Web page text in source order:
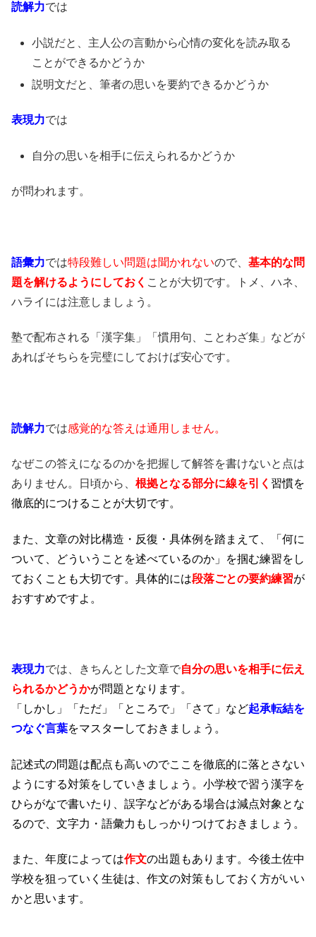
読解力では
小説だと、主人公の言動から心情の変化を読み取る
ことができるかどうか
説明文だと、筆者の思いを要約できるかどうか
表現力では
自分の思いを相手に伝えられるかどうか
が問われます。
語彙力では特段難しい問題は聞かれないので、 基本的な問
題を解けるようにしておく ことが大切です。トメ、ハネ、
ハライには注意しましょう。
塾で配布される「漢字集」「慣用句、ことわざ集」などが
あればそちらを完璧にしておけば安心です。
読解力では感覚的な答えは通用しません。
なぜこの答えになるのかを把握して解答を書けないと点は
ありません。日頃から、 根拠となる部分に線を引く 習慣を
徹底的につけることが大切です。
また、文章の対比構造・反復・具体例を踏まえて、「何に
ついて、どういうことを述べているのか」を掴む練習をし
ておくことも大切です。具体的には段落ごとの要約練習が
おすすめですよ。
表現力では、きちんとした文章で自分の思いを相手に伝え
られるかどうかが問題となります。
「しかし」「ただ」「ところで」「さて」など起承転結を
つなぐ言葉をマスターしておきましょう。
記述式の問題は配点も高いのでここを徹底的に落とさない
ようにする対策をしていきましょう。小学校で習う漢字を
ひらがなで書いたり、誤字などがある場合は減点対象とな
るので、文字力・語彙力もしっかりつけておきましょう。
また、年度によっては作文の出題もあります。今後土佐中
学校を狙っていく生徒は、作文の対策もしておく方がいい
かと思います。